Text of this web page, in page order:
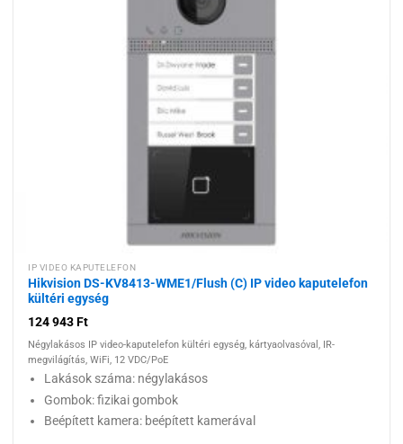
IP VIDEO KAPUTELEFON
Hikvision DS-KV8413-WME1/Flush (C) IP video kaputelefon
kültéri egység
124 943Ft
Négylakásos IP video-kaputelefon kültéri egység, kártyaolvasóval, IR-
megvilágítás, WiFi, 12 VDC/PoE
Lakások száma: négylakásos
Gombok: fizikai gombok
Beépített kamera: beépített kamerával